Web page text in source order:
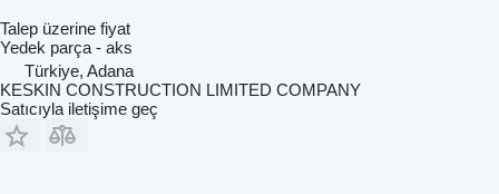
Talep üzerine fiyat
Yedek parça - aks
Türkiye, Adana
KESKIN CONSTRUCTION LIMITED COMPANY
Satıcıyla iletişime geç